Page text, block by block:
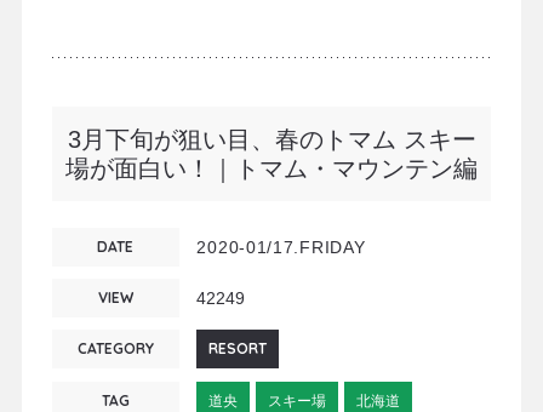
3月下旬が狙い目、春のトマム スキー
場が面白い！｜トマム・マウンテン編
DATE 2020-01/17.FRIDAY
VIEW 42249
CATEGORY RESORT
TAG 道央 スキー場 北海道